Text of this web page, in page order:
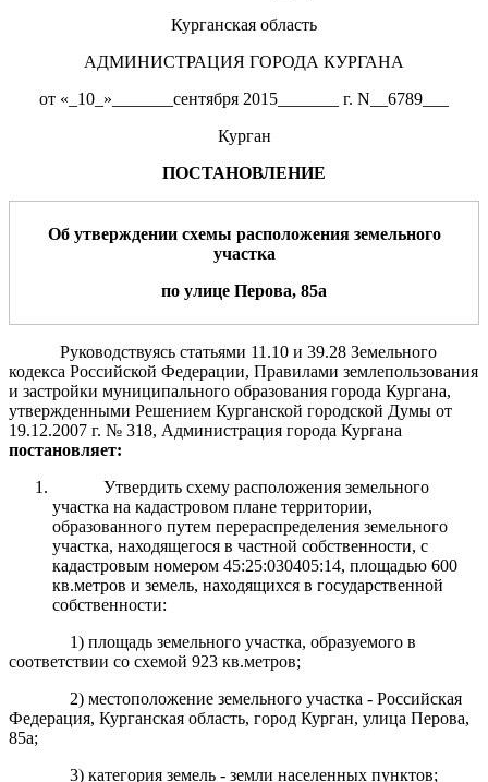
Курганская область
АДМИНИСТРАЦИЯ ГОРОДА КУРГАНА
от «_10_»_______сентября 2015_______ г. N__6789___
Курган
ПОСТАНОВЛЕНИЕ
Об утверждении схемы расположения земельного
участка
по улице Перова, 85а
Руководствуясь статьями 11.10 и 39.28 Земельного
кодекса Российской Федерации, Правилами землепользования
и застройки муниципального образования города Кургана,
утвержденными Решением Курганской городской Думы от
19.12.2007 г. № 318, Администрация города Кургана
постановляет:
Утвердить схему расположения земельного
участка на кадастровом плане территории,
образованного путем перераспределения земельного
участка, находящегося в частной собственности, с
кадастровым номером 45:25:030405:14, площадью 600
кв.метров и земель, находящихся в государственной
собственности:
1) площадь земельного участка, образуемого в
соответствии со схемой 923 кв.метров;
2) местоположение земельного участка - Российская
Федерация, Курганская область, город Курган, улица Перова,
85а;
3) категория земель - земли населенных пунктов;